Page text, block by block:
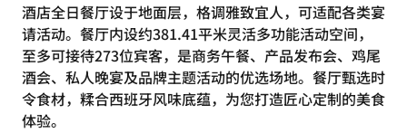
酒店全日餐厅设于地面层，格调雅致宜人，可适配各类宴
请活动。餐厅内设约381.41平米灵活多功能活动空间，
至多可接待273位宾客，是商务午餐、产品发布会、鸡尾
酒会、私人晚宴及品牌主题活动的优选场地。餐厅甄选时
令食材，糅合西班牙风味底蕴，为您打造匠心定制的美食
体验。